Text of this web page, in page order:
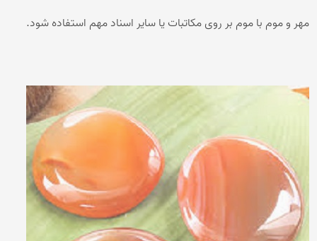
مهر و موم با موم بر روی مکاتبات یا سایر اسناد مهم استفاده شود.